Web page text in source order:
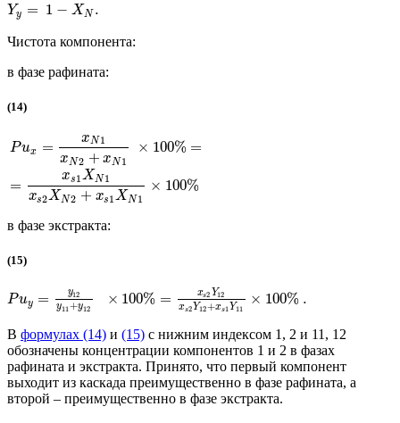
Yy = 1 − XN .
Чистота компонента:
в фазе рафината:
(14)
Pux =
xN1
xN2 + xN1
× 100% =
=
xs1 XN1
xs2XN2 + xs1XN1
× 100%
в фазе экстракта:
(15)
Puy = y12
y11+y12
× 100% = xs2 Y12
xs2 Y12+xs1 Y11
× 100% .
В формулах (14) и (15) с нижним индексом 1, 2 и 11, 12
обозначены концентрации компонентов 1 и 2 в фазах
рафината и экстракта. Принято, что первый компонент
выходит из каскада преимущественно в фазе рафината, а
второй – преимущественно в фазе экстракта.